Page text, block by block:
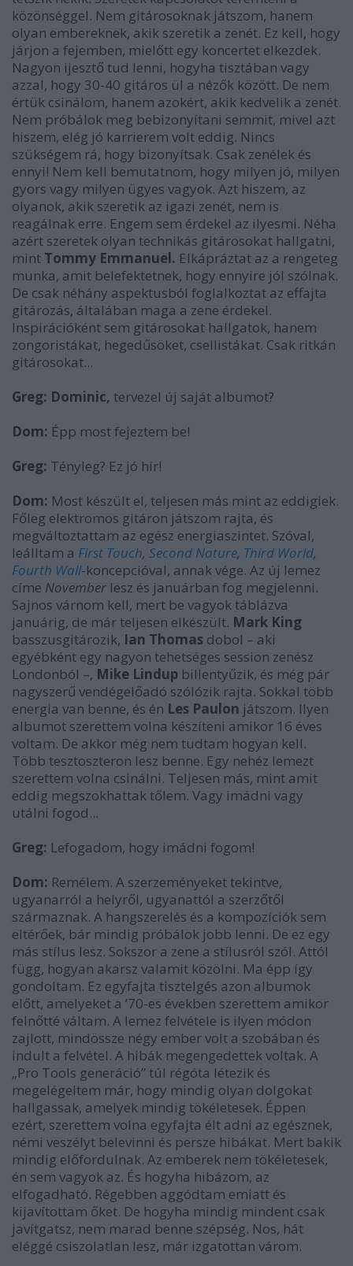
közönséggel. Nem gitárosoknak játszom, hanem
olyan embereknek, akik szeretik a zenét. Ez kell, hogy
járjon a fejemben, mielőtt egy koncertet elkezdek.
Nagyon ijesztő tud lenni, hogyha tisztában vagy
azzal, hogy 30-40 gitáros ül a nézők között. De nem
értük csinálom, hanem azokért, akik kedvelik a zenét.
Nem próbálok meg bebizonyítani semmit, mivel azt
hiszem, elég jó karrierem volt eddig. Nincs
szükségem rá, hogy bizonyítsak. Csak zenélek és
ennyi! Nem kell bemutatnom, hogy milyen jó, milyen
gyors vagy milyen ügyes vagyok. Azt hiszem, az
olyanok, akik szeretik az igazi zenét, nem is
reagálnak erre. Engem sem érdekel az ilyesmi. Néha
azért szeretek olyan technikás gitárosokat hallgatni,
mint Tommy Emmanuel. Elkápráztat az a rengeteg
munka, amit belefektetnek, hogy ennyire jól szólnak.
De csak néhány aspektusból foglalkoztat az effajta
gitározás, általában maga a zene érdekel.
Inspirációként sem gitárosokat hallgatok, hanem
zongoristákat, hegedűsöket, csellistákat. Csak ritkán
gitárosokat...
Greg: Dominic, tervezel új saját albumot?
Dom: Épp most fejeztem be!
Greg: Tényleg? Ez jó hír!
Dom: Most készült el, teljesen más mint az eddigiek.
Főleg elektromos gitáron játszom rajta, és
megváltoztattam az egész energiaszintet. Szóval,
leálltam a First Touch, Second Nature, Third World,
Fourth Wall-koncepcióval, annak vége. Az új lemez
címe November lesz és januárban fog megjelenni.
Sajnos várnom kell, mert be vagyok táblázva
januárig, de már teljesen elkészült. Mark King
basszusgitározik, Ian Thomas dobol – aki
egyébként egy nagyon tehetséges session zenész
Londonból –, Mike Lindup billentyűzik, és még pár
nagyszerű vendégelőadó szólózik rajta. Sokkal több
energia van benne, és én Les Paulon játszom. Ilyen
albumot szerettem volna készíteni amikor 16 éves
voltam. De akkor még nem tudtam hogyan kell.
Több tesztoszteron lesz benne. Egy nehéz lemezt
szerettem volna csinálni. Teljesen más, mint amit
eddig megszokhattak tőlem. Vagy imádni vagy
utálni fogod...
Greg: Lefogadom, hogy imádni fogom!
Dom: Remélem. A szerzeményeket tekintve,
ugyanarról a helyről, ugyanattól a szerzőtől
származnak. A hangszerelés és a kompozíciók sem
eltérőek, bár mindig próbálok jobb lenni. De ez egy
más stílus lesz. Sokszor a zene a stílusról szól. Attól
függ, hogyan akarsz valamit közölni. Ma épp így
gondoltam. Ez egyfajta tisztelgés azon albumok
előtt, amelyeket a ’70-es években szerettem amikor
felnőtté váltam. A lemez felvétele is ilyen módon
zajlott, mindössze négy ember volt a szobában és
indult a felvétel. A hibák megengedettek voltak. A
„Pro Tools generáció” túl régóta létezik és
megelégeltem már, hogy mindig olyan dolgokat
hallgassak, amelyek mindig tökéletesek. Éppen
ezért, szerettem volna egyfajta élt adni az egésznek,
némi veszélyt belevinni és persze hibákat. Mert bakik
mindig előfordulnak. Az emberek nem tökéletesek,
én sem vagyok az. És hogyha hibázom, az
elfogadható. Régebben aggódtam emiatt és
kijavítottam őket. De hogyha mindig mindent csak
javítgatsz, nem marad benne szépség. Nos, hát
eléggé csiszolatlan lesz, már izgatottan várom.